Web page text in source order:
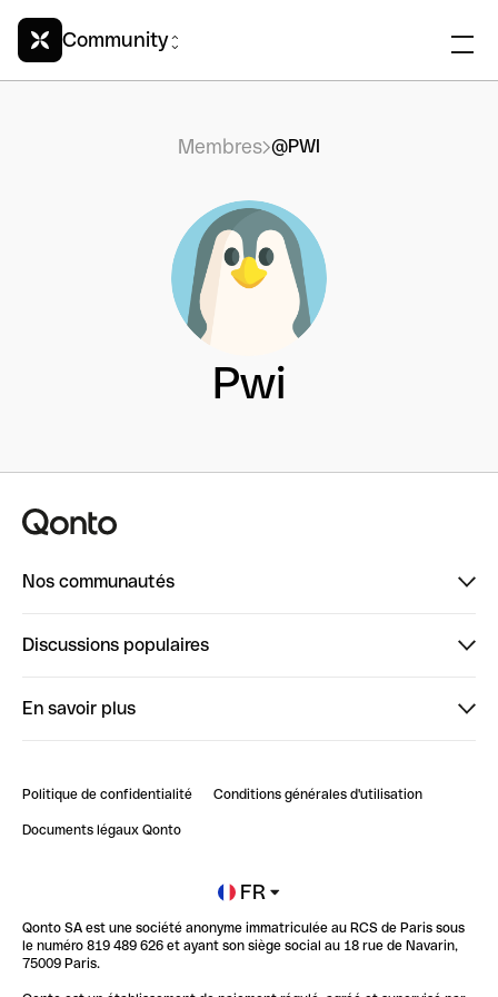
Community
Membres @PWI
Pwi
Nos communautés
ClubQonto
Discussions populaires
Impact de l'IA sur les carrières/productivité
En savoir plus
Blog
Newsroom
Glossaire finance
Politique de confidentialité Conditions générales d'utilisation
Documents légaux Qonto
FR
Qonto SA est une société anonyme immatriculée au RCS de Paris sous
le numéro 819 489 626 et ayant son siège social au 18 rue de Navarin,
75009 Paris.